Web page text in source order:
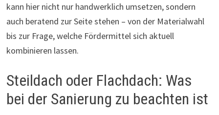
kann hier nicht nur handwerklich umsetzen, sondern
auch beratend zur Seite stehen – von der Materialwahl
bis zur Frage, welche Fördermittel sich aktuell
kombinieren lassen.
Steildach oder Flachdach: Was
bei der Sanierung zu beachten ist